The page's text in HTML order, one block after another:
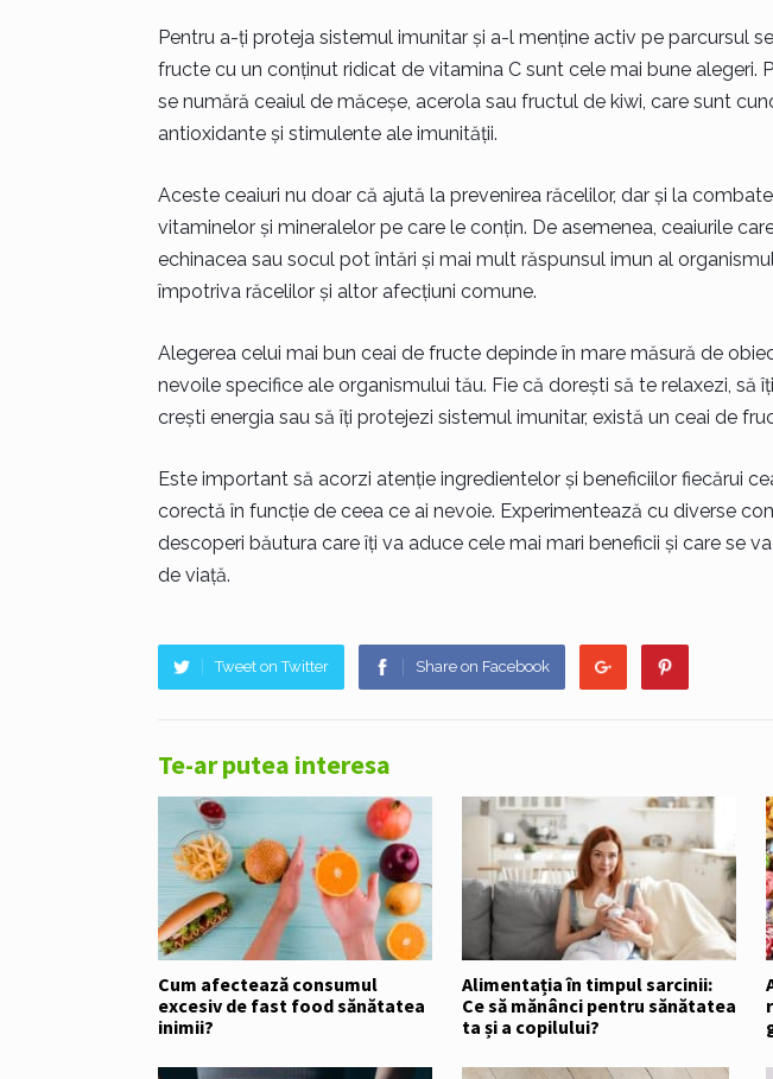
Pentru a-ți proteja sistemul imunitar și a-l menține activ pe parcursul
fructe cu un conținut ridicat de vitamina C sunt cele mai bune alegeri.
se numără ceaiul de măceșe, acerola sau fructul de kiwi, care sunt
antioxidante și stimulente ale imunității.
Aceste ceaiuri nu doar că ajută la prevenirea răcelilor, dar și la
vitaminelor și mineralelor pe care le conțin. De asemenea, ceaiurile
echinacea sau socul pot întări și mai mult răspunsul imun al
împotriva răcelilor și altor afecțiuni comune.
Alegerea celui mai bun ceai de fructe depinde în mare măsură de
nevoile specifice ale organismului tău. Fie că dorești să te relaxezi, să
crești energia sau să îți protejezi sistemul imunitar, există un ceai de
Este important să acorzi atenție ingredientelor și beneficiilor fiecărui
corectă în funcție de ceea ce ai nevoie. Experimentează cu diverse
descoperi băutura care îți va aduce cele mai mari beneficii și care se
de viață.
Tweet on Twitter Share on Facebook
Te-ar putea interesa
Cum afectează consumul
excesiv de fast food sănătatea
inimii?
Alimentația în timpul sarcinii:
Ce să mănânci pentru sănătatea
ta și a copilului?